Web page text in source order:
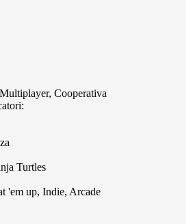
Cooperativa
:
Turtles
'em up, Indie, Arcade